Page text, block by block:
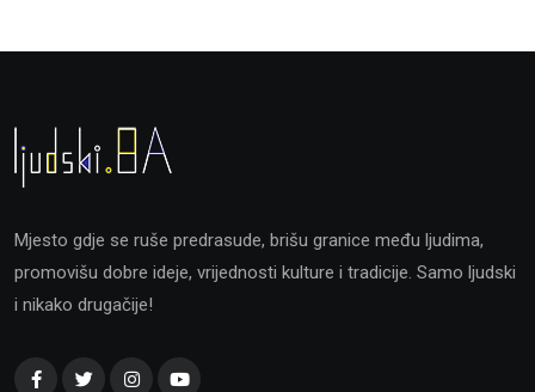
Mjesto gdje se ruše predrasude, brišu granice među ljudima,
promovišu dobre ideje, vrijednosti kulture i tradicije. Samo ljudski
i nikako drugačije!